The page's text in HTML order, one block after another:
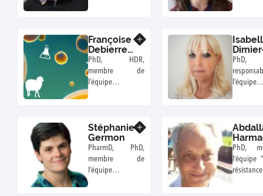
les Pathologies"
Françoise
Debierre-
Grockiego
PhD, HDR,
membre de
l’équipe «
les Pathologies »
l’équipe
l'UMR
santé
Stéphanie
Germon
PharmD, PhD,
membre de
l’équipe
PhD,
l’équipe